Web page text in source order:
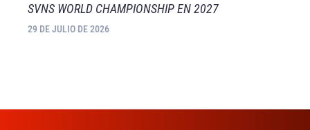
SVNS WORLD CHAMPIONSHIP EN 2027
29 DE JULIO DE 2026